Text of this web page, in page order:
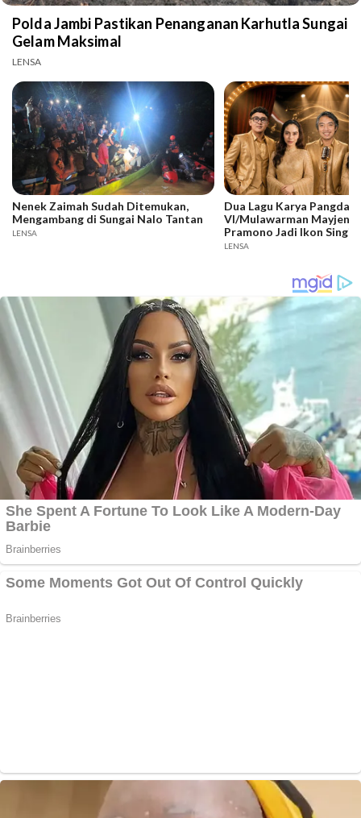
Polda Jambi Pastikan Penanganan Karhutla Sungai
Gelam Maksimal
LENSA
Nenek Zaimah Sudah Ditemukan,
Mengambang di Sungai Nalo Tantan
LENSA
Dua Lagu Karya Pangdam
VI/Mulawarman Mayjen
Pramono Jadi Ikon
Competition HUT Ke-81
LENSA